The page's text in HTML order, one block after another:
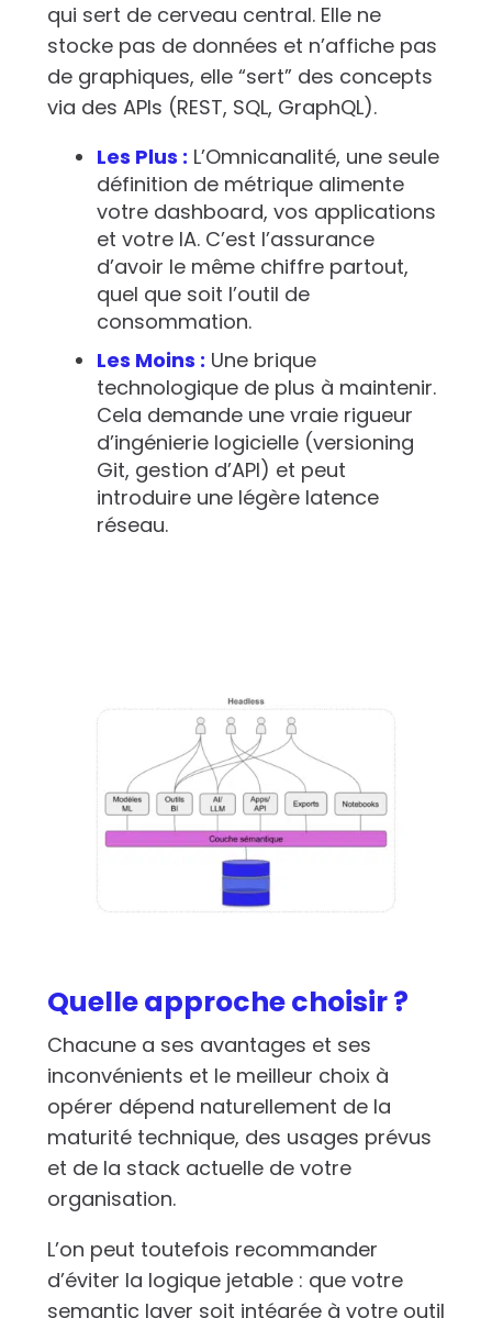
qui sert de cerveau central. Elle ne
stocke pas de données et n’affiche pas
de graphiques, elle “sert” des concepts
via des APIs (REST, SQL, GraphQL).
Les Plus : L’Omnicanalité, une seule
définition de métrique alimente
votre dashboard, vos applications
et votre IA. C’est l’assurance
d’avoir le même chiffre partout,
quel que soit l’outil de
consommation.
Les Moins : Une brique
technologique de plus à maintenir.
Cela demande une vraie rigueur
d’ingénierie logicielle (versioning
Git, gestion d’API) et peut
introduire une légère latence
réseau.
Quelle approche choisir ?
Chacune a ses avantages et ses
inconvénients et le meilleur choix à
opérer dépend naturellement de la
maturité technique, des usages prévus
et de la stack actuelle de votre
organisation.
L’on peut toutefois recommander
d’éviter la logique jetable : que votre
semantic layer soit intégrée à votre outil